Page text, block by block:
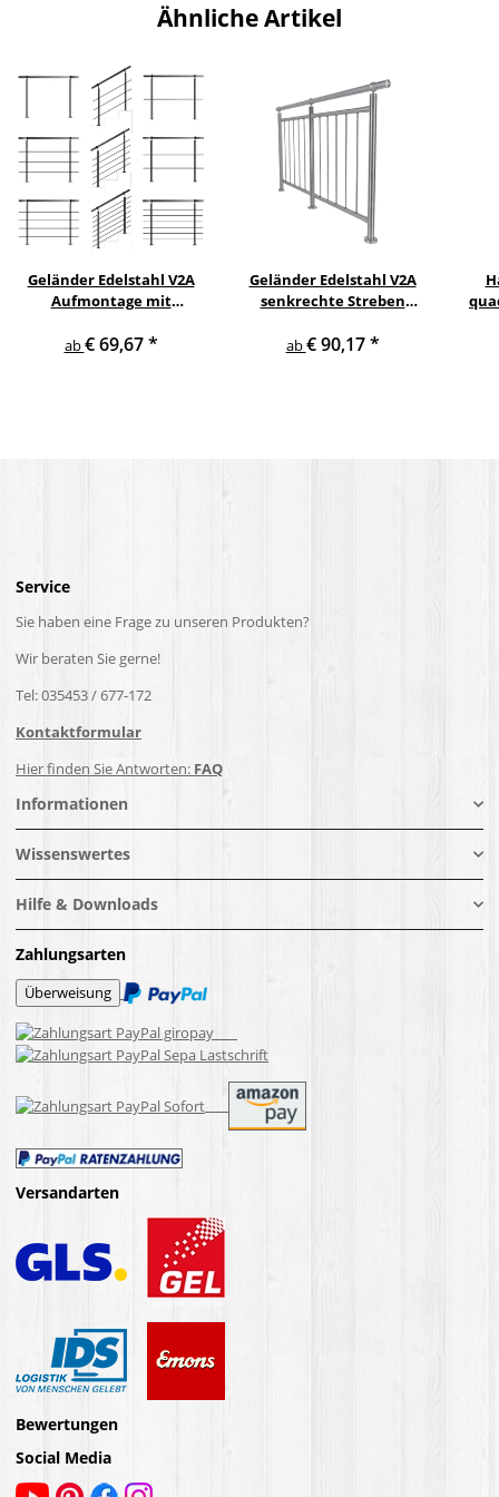
Ähnliche Artikel
Geländer Edelstahl V2A
Aufmontage mit
Querstreben
ab€ 69,67*
Geländer Edelstahl V2A
senkrechte Streben
ab€ 90,17*
Service
Sie haben eine Frage zu unseren Produkten?
Wir beraten Sie gerne!
Tel: 035453 / 677-172
Kontaktformular
Hier finden Sie Antworten: FAQ
Informationen
Wissenswertes
Hilfe & Downloads
Zahlungsarten
Versandarten
Bewertungen
Social Media